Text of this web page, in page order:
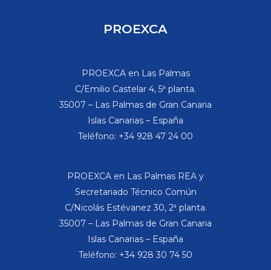
PROEXCA
PROEXCA en Las Palmas
C/Emilio Castelar 4, 5ª planta.
35007 – Las Palmas de Gran Canaria
Islas Canarias – España
Teléfono: +34 928 47 24 00
PROEXCA en Las Palmas REA y
Secretariado Técnico Común
C/Nicolás Estévanez 30, 2ª planta.
35007 – Las Palmas de Gran Canaria
Islas Canarias – España
Teléfono: +34 928 30 74 50